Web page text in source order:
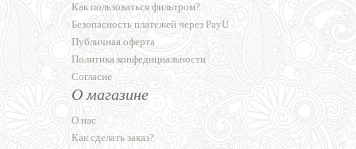
Как пользоваться фильтром?
Безопасность платежей через PayU
Публичная оферта
Политика конфедициальности
Согласие
О магазине
О нас
Как сделать заказ?